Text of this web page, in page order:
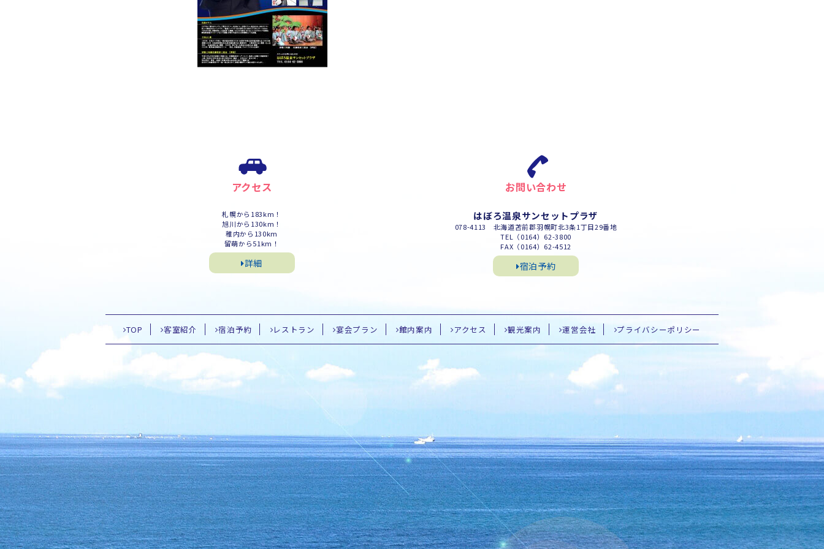
アクセス
札幌から183km！
旭川から130km！
稚内から130km
留萌から51km！
詳細
お問い合わせ
はぼろ温泉サンセットプラザ
078-4113 北海道苫前郡羽幌町北3条1丁目29番地
TEL（0164）62-3800
FAX（0164）62-4512
宿泊予約
TOP 客室紹介 宿泊予約 レストラン 宴会プラン 館内案内 アクセス 観光案内 運営会社 プライバシーポリシー